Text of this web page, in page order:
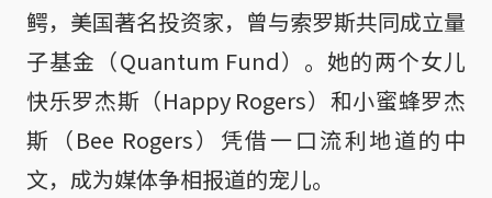
鳄，美国著名投资家，曾与索罗斯共同成立量
子基金（Quantum Fund）。她的两个女儿
快乐罗杰斯（Happy Rogers）和小蜜蜂罗杰
斯（Bee Rogers）凭借一口流利地道的中
文，成为媒体争相报道的宠儿。